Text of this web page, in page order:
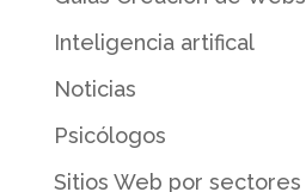
Inteligencia artifical
Noticias
Psicólogos
Sitios Web por sectores